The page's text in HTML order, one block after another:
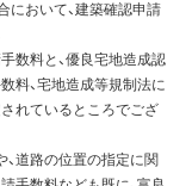
において、建築確認申請
数料と、優良宅地造成認
料、宅地造成等規制法に
れているところでござ
、道路の位置の指定に関